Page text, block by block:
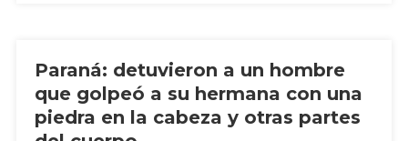
Paraná: detuvieron a un hombre
que golpeó a su hermana con una
piedra en la cabeza y otras partes